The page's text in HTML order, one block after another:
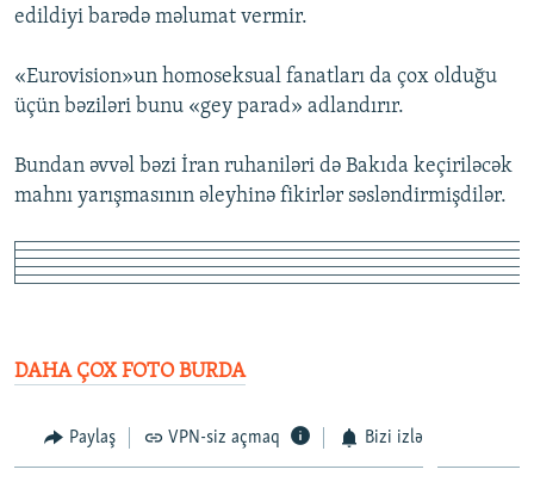
edildiyi barədə məlumat vermir.
«Eurovision»un homoseksual fanatları da çox olduğu
üçün bəziləri bunu «gey parad» adlandırır.
Bundan əvvəl bəzi İran ruhaniləri də Bakıda keçiriləcək
mahnı yarışmasının əleyhinə fikirlər səsləndirmişdilər.
DAHA ÇOX FOTO BURDA
Paylaş VPN-siz açmaq Bizi izlə